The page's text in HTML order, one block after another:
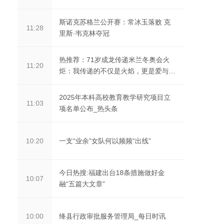
11:28
斯诺克苏格兰公开赛：常冰玉落败 克
里斯·韦克林夺冠
11:20
热推荐：71岁成龙传递米兰冬奥会火
炬：我传递的不仅是火焰，更是爱与和
11:03
2025年本科高校教育教学研究项目立
项名单公布_热头条
10:20 一支“业余”女队何以频频“出线”
10:07
今日热搜:福建出台18条措施做好金
融“五篇大文章”
10:00 绛县行政审批服务管理局_每日时讯